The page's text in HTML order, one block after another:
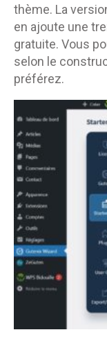
thème. La
en ajoute une
gratuite. Vous
selon le
préférez.